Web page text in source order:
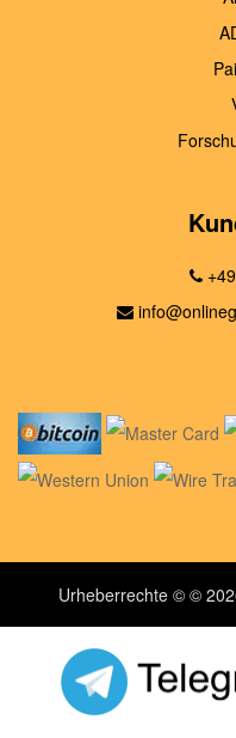
Urheberrechte © ©